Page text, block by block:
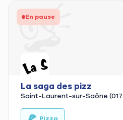
En pause
La saga des pizz
Saint-Laurent-sur-Saône
Pizza